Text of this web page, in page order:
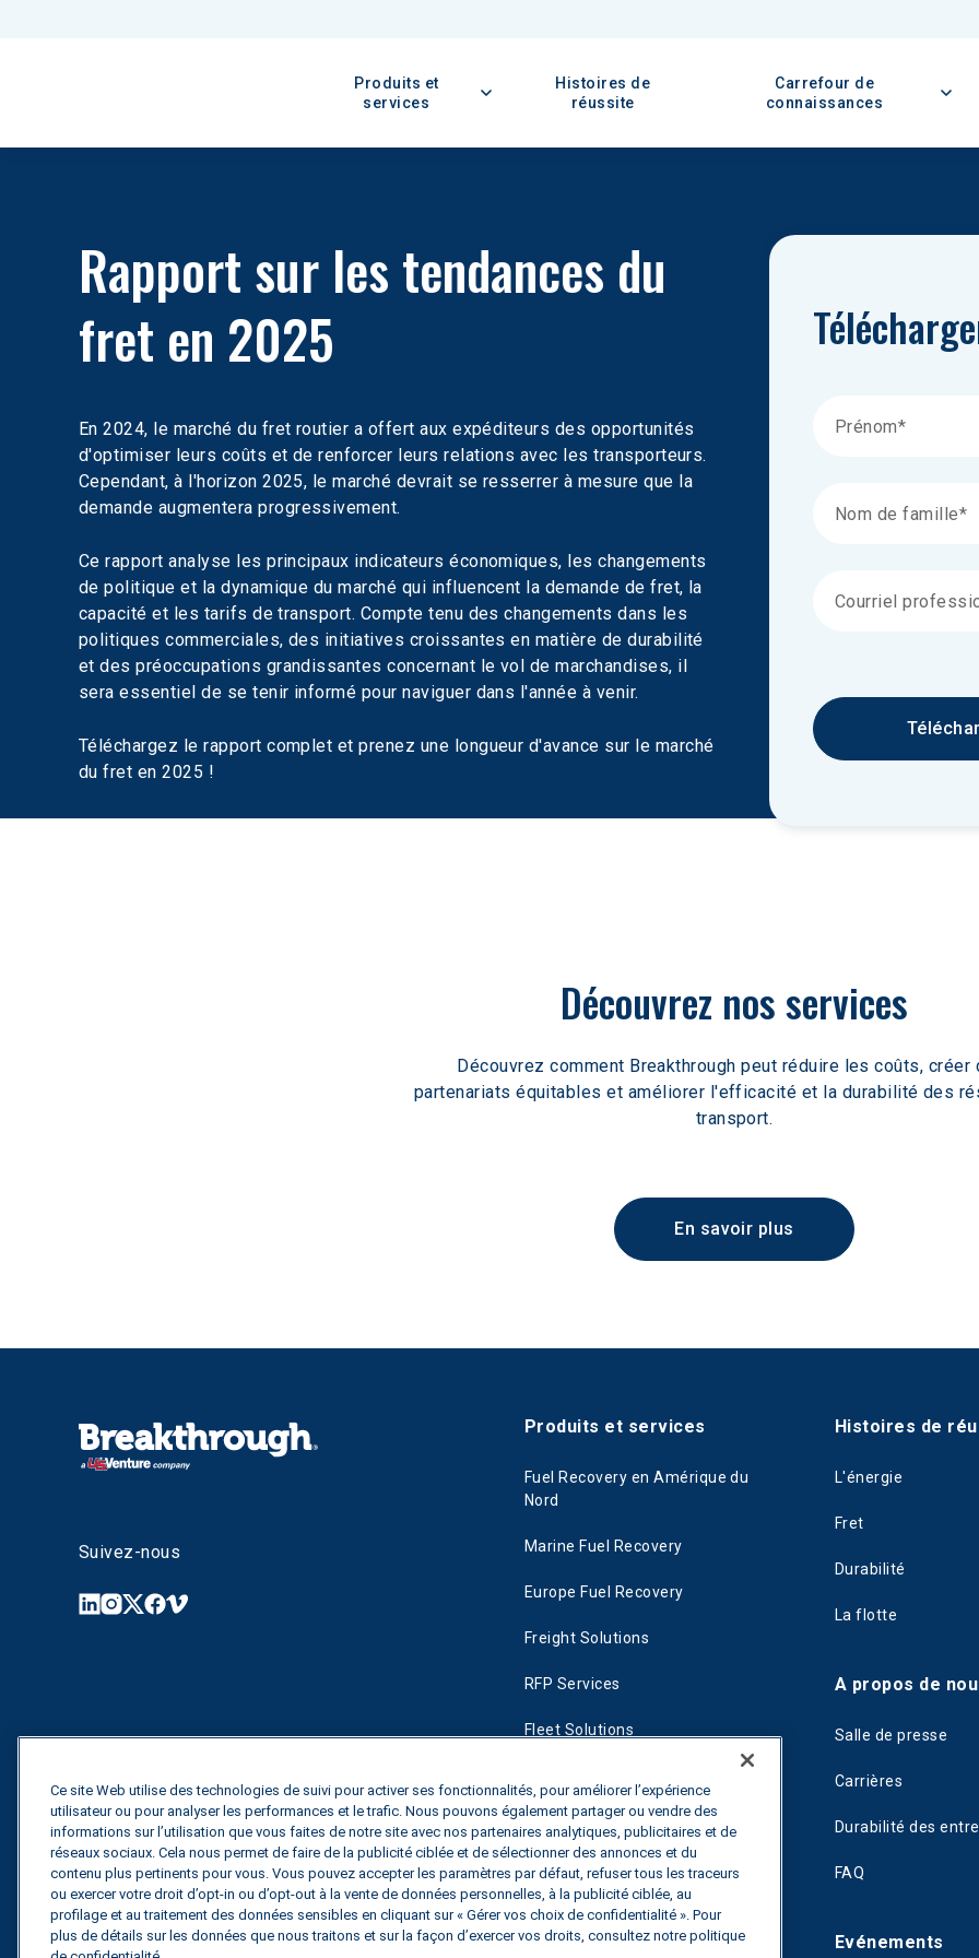
Produits et
services
Histoires de
réussite
Carrefour de
connaissances
Rapport sur les tendances du
fret en 2025
En 2024, le marché du fret routier a offert aux expéditeurs des opportunités
d'optimiser leurs coûts et de renforcer leurs relations avec les transporteurs.
Cependant, à l'horizon 2025, le marché devrait se resserrer à mesure que la
demande augmentera progressivement.
Ce rapport analyse les principaux indicateurs économiques, les changements
de politique et la dynamique du marché qui influencent la demande de fret, la
capacité et les tarifs de transport. Compte tenu des changements dans les
politiques commerciales, des initiatives croissantes en matière de durabilité
et des préoccupations grandissantes concernant le vol de marchandises, il
sera essentiel de se tenir informé pour naviguer dans l'année à venir.
Téléchargez le rapport complet et prenez une longueur d'avance sur le marché
du fret en 2025 !
Découvrez nos services
Découvrez comment Breakthrough peut réduire les coûts,
partenariats équitables et améliorer l'efficacité et la durabilité des
transport.
En savoir plus
Suivez-nous
Produits et services
Fuel Recovery en Amérique du
Nord
Marine Fuel Recovery
Europe Fuel Recovery
Freight Solutions
RFP Services
Fleet Solutions
CleanMile
Histoires de
L'énergie
Fret
Durabilité
La flotte
A propos de
Salle de presse
Carrières
Durabilité des
FAQ
Evénements
Ce site Web utilise des technologies de suivi pour activer ses fonctionnalités, pour améliorer l’expérience
utilisateur ou pour analyser les performances et le trafic. Nous pouvons également partager ou vendre des
informations sur l’utilisation que vous faites de notre site avec nos partenaires analytiques, publicitaires et de
réseaux sociaux. Cela nous permet de faire de la publicité ciblée et de sélectionner des annonces et du
contenu plus pertinents pour vous. Vous pouvez accepter les paramètres par défaut, refuser tous les traceurs
ou exercer votre droit d’opt-in ou d’opt-out à la vente de données personnelles, à la publicité ciblée, au
profilage et au traitement des données sensibles en cliquant sur « Gérer vos choix de confidentialité ». Pour
plus de détails sur les données que nous traitons et sur la façon d’exercer vos droits, consultez notre politique